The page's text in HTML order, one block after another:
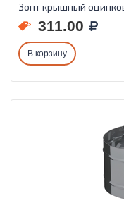
Зонт крышный
311.00
В корзину